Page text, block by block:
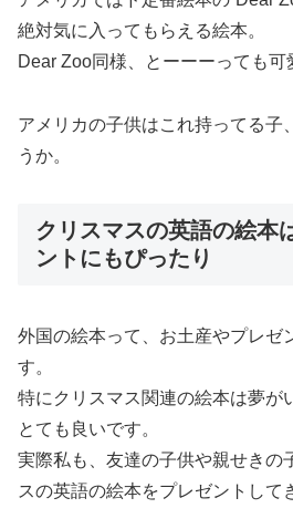
絶対気に入ってもらえる絵本。
Dear Zoo同様、とーーーっても可
アメリカの子供はこれ持ってる子
うか。
クリスマスの英語の絵本
ントにもぴったり
外国の絵本って、お土産やプレゼ
す。
特にクリスマス関連の絵本は夢が
とても良いです。
実際私も、友達の子供や親せきの
スの英語の絵本をプレゼントして